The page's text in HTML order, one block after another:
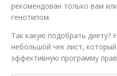
рекомендован только вам
генотипом.
Так какую подобрать диету?
небольшой чек лист,
эффективную программу